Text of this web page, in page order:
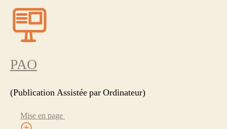
PAO
(Publication Assistée par Ordinateur)
Mise en page